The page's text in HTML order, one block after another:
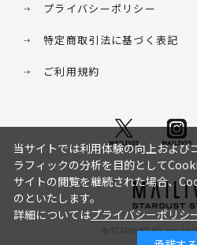
プライバシーポリシー
特定商取引法に基づく表記
ご利用規約
© STARDUST HD. inc. All
当サイトでは利用体験の向上および
ラフィックの分析を目的として
サイトの閲覧を継続された場合、
のといたします。
詳細についてはプライバシーポリシ